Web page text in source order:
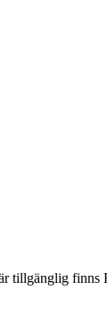
tillgänglig